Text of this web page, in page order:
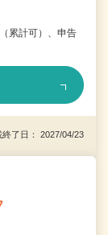
累計可）、申告
了日： 2027/04/23